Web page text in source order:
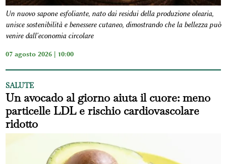
Un nuovo sapone esfoliante, nato dai residui della produzione olearia,
unisce sostenibilità e benessere cutaneo, dimostrando che la bellezza può
venire dall'economia circolare
07 agosto 2026 | 10:00
SALUTE
Un avocado al giorno aiuta il cuore: meno
particelle LDL e rischio cardiovascolare
ridotto